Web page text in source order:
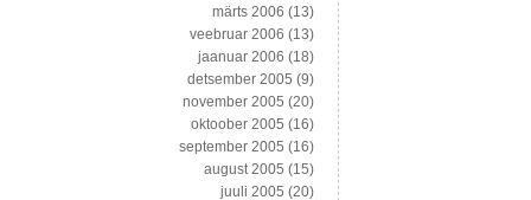
märts 2006 (13)
veebruar 2006 (13)
jaanuar 2006 (18)
detsember 2005 (9)
november 2005 (20)
oktoober 2005 (16)
september 2005 (16)
august 2005 (15)
juuli 2005 (20)